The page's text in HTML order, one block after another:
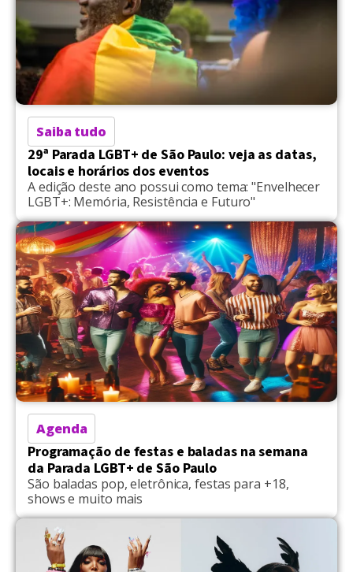
Saiba tudo
29ª Parada LGBT+ de São Paulo: veja as datas,
locais e horários dos eventos
A edição deste ano possui como tema: "Envelhecer
LGBT+: Memória, Resistência e Futuro"
Agenda
Programação de festas e baladas na semana
da Parada LGBT+ de São Paulo
São baladas pop, eletrônica, festas para +18,
shows e muito mais